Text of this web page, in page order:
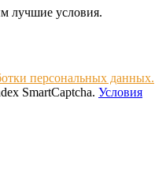
лучшие условия.
персональных данных.
SmartCaptcha. Условия